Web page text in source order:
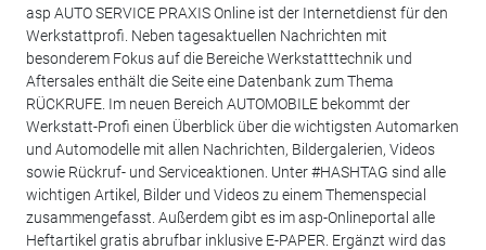
asp AUTO SERVICE PRAXIS Online ist der Internetdienst für den
Werkstattprofi. Neben tagesaktuellen Nachrichten mit
besonderem Fokus auf die Bereiche Werkstatttechnik und
Aftersales enthält die Seite eine Datenbank zum Thema
RÜCKRUFE. Im neuen Bereich AUTOMOBILE bekommt der
Werkstatt-Profi einen Überblick über die wichtigsten Automarken
und Automodelle mit allen Nachrichten, Bildergalerien, Videos
sowie Rückruf- und Serviceaktionen. Unter #HASHTAG sind alle
wichtigen Artikel, Bilder und Videos zu einem Themenspecial
zusammengefasst. Außerdem gibt es im asp-Onlineportal alle
Heftartikel gratis abrufbar inklusive E-PAPER. Ergänzt wird das